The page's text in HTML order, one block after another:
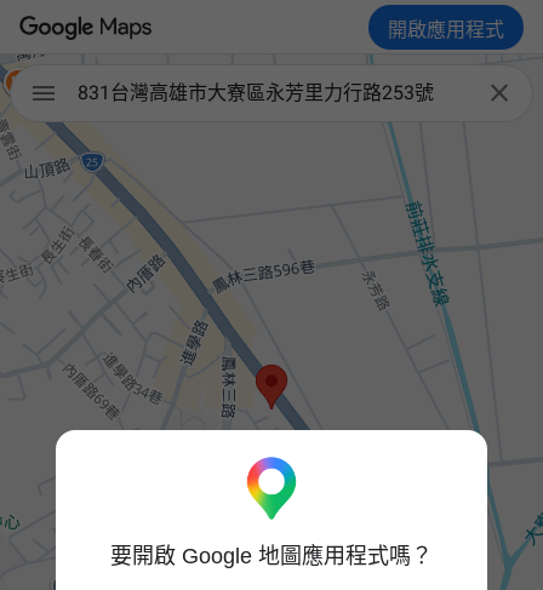
開啟應用程式
 
831台灣高雄市大寮區永芳里力行路253號
要開啟 Google 地圖應用程式嗎？